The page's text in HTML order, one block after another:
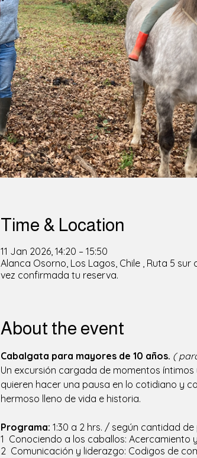
Time & Location
11 Jan 2026, 14:20 – 15:50
Alanca Osorno, Los Lagos, Chile , Ruta 5
vez confirmada tu reserva.
About the event
Cabalgata para mayores de 10 años. (
Un excursión cargada de momentos
quieren hacer una pausa en lo cotidiano y
hermoso lleno de vida e historia.
Programa: 1:30 a 2 hrs. / según cantidad de
1  Conociendo a los caballos:
2  Comunicación y liderazgo: Codigos de